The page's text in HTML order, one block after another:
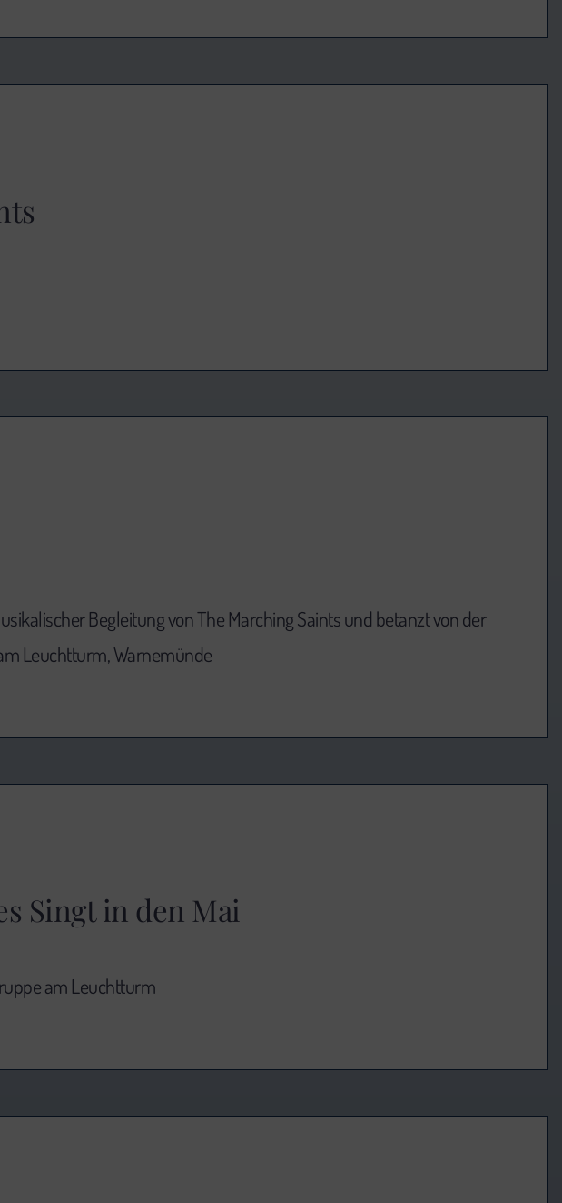
Begleitung von The Marching Saints und betanzt von der
Leuchtturm, Warnemünde
Singt in den Mai
am Leuchtturm